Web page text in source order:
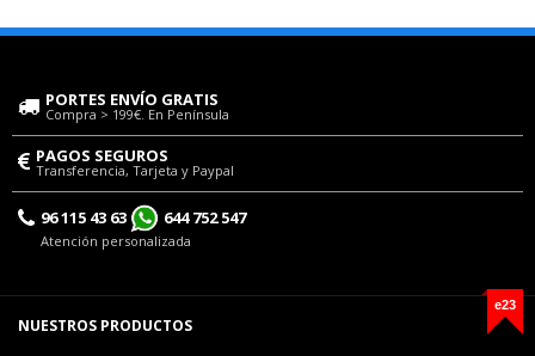
PORTES ENVÍO GRATIS
Compra > 199€. En Península
PAGOS SEGUROS
Transferencia, Tarjeta y Paypal
96 115 43 63 644 752 547
Atención personalizada
e23
NUESTROS PRODUCTOS